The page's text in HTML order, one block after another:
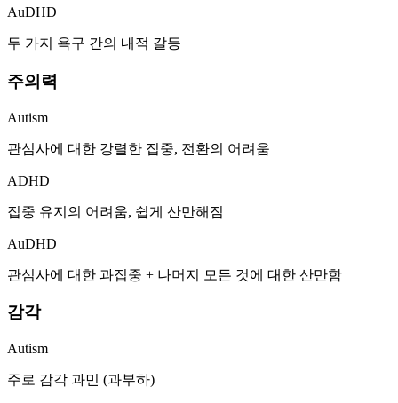
AuDHD
두 가지 욕구 간의 내적 갈등
주의력
Autism
관심사에 대한 강렬한 집중, 전환의 어려움
ADHD
집중 유지의 어려움, 쉽게 산만해짐
AuDHD
관심사에 대한 과집중 + 나머지 모든 것에 대한 산만함
감각
Autism
주로 감각 과민 (과부하)